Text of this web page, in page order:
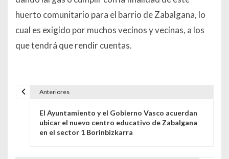
huerto comunitario para el barrio de Zabalgana, lo
cual es exigido por muchos vecinos y vecinas, a los
que tendrá que rendir cuentas.
Anteriores
El Ayuntamiento y el Gobierno Vasco acuerdan
ubicar el nuevo centro educativo de Zabalgana
en el sector 1 Borinbizkarra